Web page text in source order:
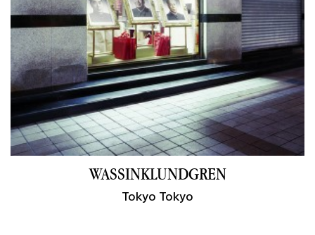
WASSINKLUNDGREN
Tokyo Tokyo